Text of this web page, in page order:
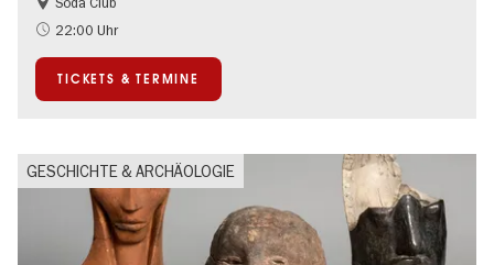
Going local Berlin
22:00 Uhr
TICKETS & TERMINE
GESCHICHTE & ARCHÄOLOGIE